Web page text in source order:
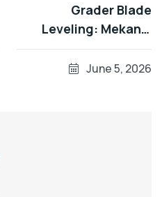
Grader Blade
Leveling: Mekanik
Blade dalam Sistem
Perataan Otomatis
June 5, 2026